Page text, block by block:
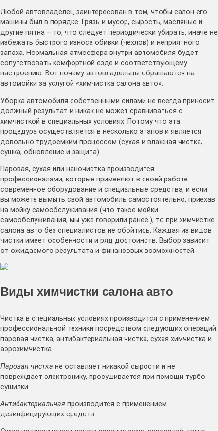
Любой автовладелец заинтересован в том, чтобы салон его
машины был в порядке. Грязь и мусор, сырость, масляные и
другие пятна – то, что следует периодически убирать, иначе не
избежать быстрого износа обивки (чехлов) и неприятного
запаха. Нормальная атмосфера внутри автомобиля будет
сопутствовать комфортной езде и соответствующему
настроению. Вот почему автовладельцы обращаются на
автомойки за услугой «химчистка салона авто».
Уборка автомобиля собственными силами не всегда приносит
должный результат и никак не может сравниваться с
химчисткой в специальных условиях. Потому что эта
процедура осуществляется в несколько этапов и является
довольно трудоёмким процессом (сухая и влажная чистка,
сушка, обновление и защита).
Паровая, сухая или наночистка производится
профессионалами, которые применяют в своей работе
современное оборудование и специальные средства, и если
вы можете вымыть свой автомобиль самостоятельно, приехав
на мойку самообслуживания (что такое мойки
самообслуживания, мы уже говорили ранее.), то при химчистке
салона авто без специалистов не обойтись. Каждая из видов
чистки имеет особенности и ряд достоинств. Выбор зависит
от ожидаемого результата и финансовых возможностей.
Виды химчистки салона авто
Чистка в специальных условиях производится с применением
профессиональной техники посредством следующих операций:
паровая чистка, антибактериальная чистка, сухая химчистка и
аэрохимчистка.
Паровая чистка не оставляет никакой сырости и не
повреждает электронику, просушивается при помощи турбо
сушилки.
Антибактериальная производится с применением
дезинфицирующих средств.